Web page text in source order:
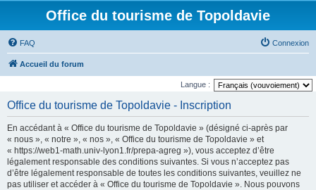
Office du tourisme de Topoldavie
FAQ Connexion
Accueil du forum
Langue :
Office du tourisme de Topoldavie - Inscription
En accédant à « Office du tourisme de Topoldavie » (désigné ci-après par
« nous », « notre », « nos », « Office du tourisme de Topoldavie » et
« https://web1-math.univ-lyon1.fr/prepa-agreg »), vous acceptez d’être
légalement responsable des conditions suivantes. Si vous n’acceptez pas
d’être légalement responsable de toutes les conditions suivantes, veuillez ne
pas utiliser et accéder à « Office du tourisme de Topoldavie ». Nous pouvons